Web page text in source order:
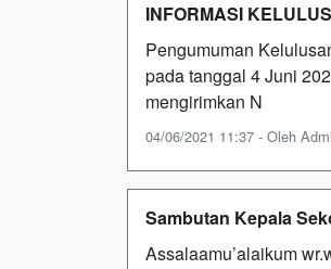
INFORMASI
Pengumuman
pada tanggal 4 Juni
mengirimkan N
04/06/2021 11:37 - Oleh
Sambutan Kepala
Assalaamu’alaikum